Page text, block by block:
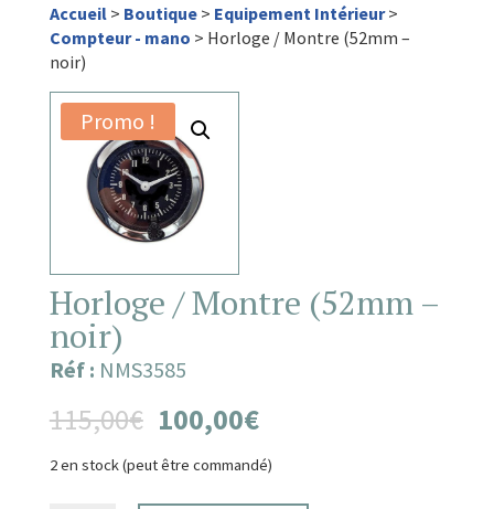
Accueil> Boutique> Equipement Intérieur>
Compteur - mano > Horloge / Montre (52mm –
noir)
Promo !
Horloge / Montre (52mm –
noir)
Réf : NMS3585
115,00€ 100,00€
2 en stock (peut être commandé)